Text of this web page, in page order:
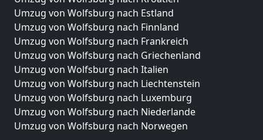
Umzug von Wolfsburg nach Estland
Umzug von Wolfsburg nach Finnland
Umzug von Wolfsburg nach Frankreich
Umzug von Wolfsburg nach Griechenland
Umzug von Wolfsburg nach Italien
Umzug von Wolfsburg nach Liechtenstein
Umzug von Wolfsburg nach Luxemburg
Umzug von Wolfsburg nach Niederlande
Umzug von Wolfsburg nach Norwegen